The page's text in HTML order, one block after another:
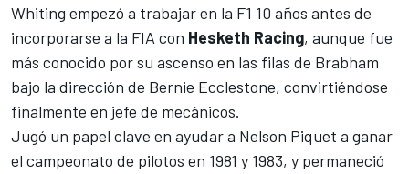
Whiting empezó a trabajar en la F1 10 años antes de
incorporarse a la FIA con Hesketh Racing, aunque fue
más conocido por su ascenso en las filas de Brabham
bajo la dirección de Bernie Ecclestone, convirtiéndose
finalmente en jefe de mecánicos.
Jugó un papel clave en ayudar a Nelson Piquet a ganar
el campeonato de pilotos en 1981 y 1983, y permaneció